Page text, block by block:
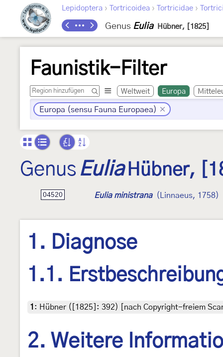
Lepidoptera › Tortricoidea › Tortricidae ›
Genus Eulia Hübner, [1825]
Faunistik-Filter
Weltweit Europa
Europa (sensu Fauna Europaea)
Genus Eulia Hübner,
04520 Eulia ministrana (Linnaeus, 1758)
1. Diagnose
1.1.
1 : Hübner ([1825]: 392) [nach Copyright-freiem
2. Weitere